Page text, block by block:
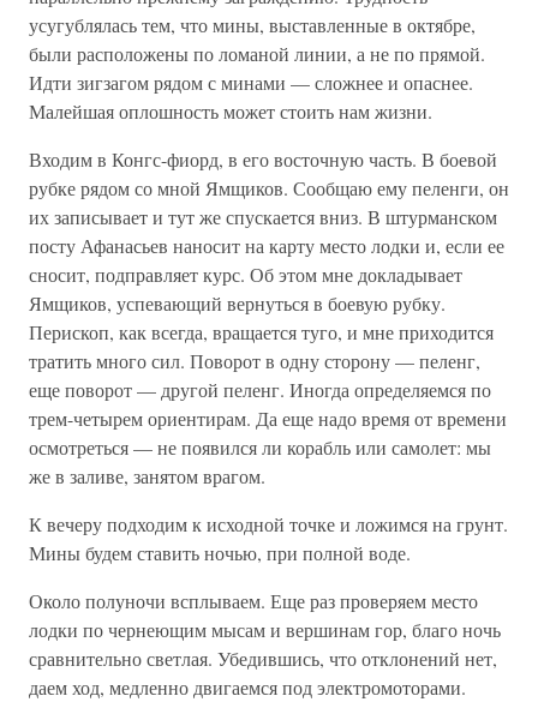
усугублялась тем, что мины, выставленные в октябре,
были расположены по ломаной линии, а не по прямой.
Идти зигзагом рядом с минами — сложнее и опаснее.
Малейшая оплошность может стоить нам жизни.
Входим в Конгс-фиорд, в его восточную часть. В боевой
рубке рядом со мной Ямщиков. Сообщаю ему пеленги, он
их записывает и тут же спускается вниз. В штурманском
посту Афанасьев наносит на карту место лодки и, если ее
сносит, подправляет курс. Об этом мне докладывает
Ямщиков, успевающий вернуться в боевую рубку.
Перископ, как всегда, вращается туго, и мне приходится
тратить много сил. Поворот в одну сторону — пеленг,
еще поворот — другой пеленг. Иногда определяемся по
трем-четырем ориентирам. Да еще надо время от времени
осмотреться — не появился ли корабль или самолет: мы
же в заливе, занятом врагом.
К вечеру подходим к исходной точке и ложимся на грунт.
Мины будем ставить ночью, при полной воде.
Около полуночи всплываем. Еще раз проверяем место
лодки по чернеющим мысам и вершинам гор, благо ночь
сравнительно светлая. Убедившись, что отклонений нет,
даем ход, медленно двигаемся под электромоторами.